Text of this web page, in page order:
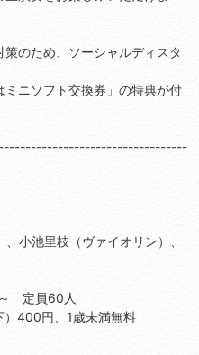
のため、ソーシャルディスタ
ニソフト交換券」の特典が付
小池里枝（ヴァイオリン）、
定員60人
400円、1歳未満無料